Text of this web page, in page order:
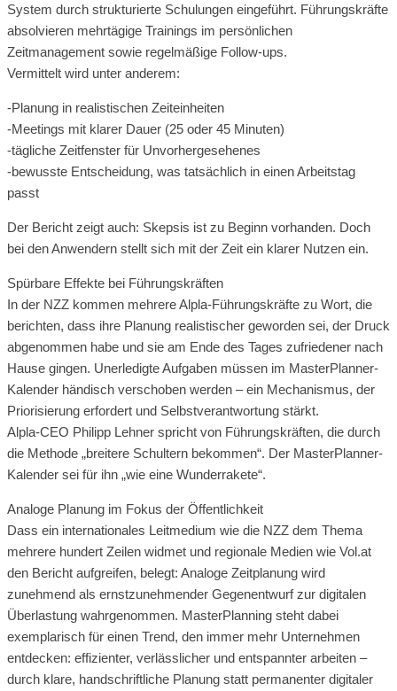
System durch strukturierte Schulungen eingeführt. Führungskräfte
absolvieren mehrtägige Trainings im persönlichen
Zeitmanagement sowie regelmäßige Follow-ups.
Vermittelt wird unter anderem:
-Planung in realistischen Zeiteinheiten
-Meetings mit klarer Dauer (25 oder 45 Minuten)
-tägliche Zeitfenster für Unvorhergesehenes
-bewusste Entscheidung, was tatsächlich in einen Arbeitstag
passt
Der Bericht zeigt auch: Skepsis ist zu Beginn vorhanden. Doch
bei den Anwendern stellt sich mit der Zeit ein klarer Nutzen ein.
Spürbare Effekte bei Führungskräften
In der NZZ kommen mehrere Alpla-Führungskräfte zu Wort, die
berichten, dass ihre Planung realistischer geworden sei, der Druck
abgenommen habe und sie am Ende des Tages zufriedener nach
Hause gingen. Unerledigte Aufgaben müssen im MasterPlanner-
Kalender händisch verschoben werden – ein Mechanismus, der
Priorisierung erfordert und Selbstverantwortung stärkt.
Alpla-CEO Philipp Lehner spricht von Führungskräften, die durch
die Methode „breitere Schultern bekommen“. Der MasterPlanner-
Kalender sei für ihn „wie eine Wunderrakete“.
Analoge Planung im Fokus der Öffentlichkeit
Dass ein internationales Leitmedium wie die NZZ dem Thema
mehrere hundert Zeilen widmet und regionale Medien wie Vol.at
den Bericht aufgreifen, belegt: Analoge Zeitplanung wird
zunehmend als ernstzunehmender Gegenentwurf zur digitalen
Überlastung wahrgenommen. MasterPlanning steht dabei
exemplarisch für einen Trend, den immer mehr Unternehmen
entdecken: effizienter, verlässlicher und entspannter arbeiten –
durch klare, handschriftliche Planung statt permanenter digitaler